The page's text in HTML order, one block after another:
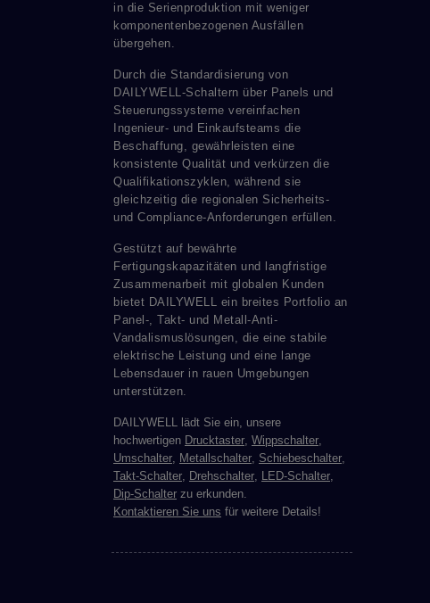
in die Serienproduktion mit weniger
komponentenbezogenen Ausfällen
übergehen.
Durch die Standardisierung von
DAILYWELL-Schaltern über Panels und
Steuerungssysteme vereinfachen
Ingenieur- und Einkaufsteams die
Beschaffung, gewährleisten eine
konsistente Qualität und verkürzen die
Qualifikationszyklen, während sie
gleichzeitig die regionalen Sicherheits-
und Compliance-Anforderungen erfüllen.
Gestützt auf bewährte
Fertigungskapazitäten und langfristige
Zusammenarbeit mit globalen Kunden
bietet DAILYWELL ein breites Portfolio an
Panel-, Takt- und Metall-Anti-
Vandalismuslösungen, die eine stabile
elektrische Leistung und eine lange
Lebensdauer in rauen Umgebungen
unterstützen.
DAILYWELL lädt Sie ein, unsere
hochwertigen Drucktaster, Wippschalter,
Umschalter, Metallschalter, Schiebeschalter,
Takt-Schalter, Drehschalter, LED-Schalter,
Dip-Schalter zu erkunden.
Kontaktieren Sie uns für weitere Details!